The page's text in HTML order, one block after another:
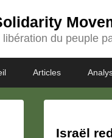
du peuple
Articles
Israël